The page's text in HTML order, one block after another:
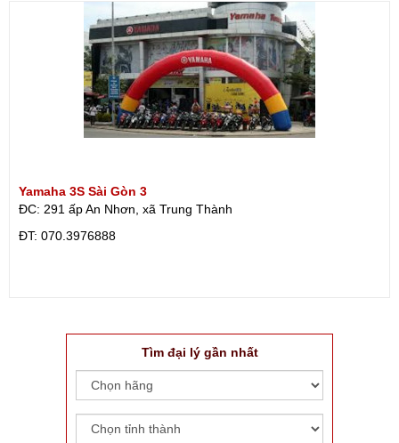
Yamaha 3S Sài Gòn 3
ĐC: 291 ấp An Nhơn, xã Trung Thành
ÐT: 070.3976888
Tìm đại lý gần nhất